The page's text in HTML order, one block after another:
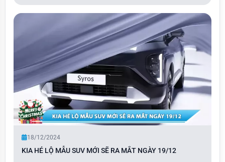
18/12/2024
KIA HÉ LỘ MẪU SUV MỚI SẼ RA MẮT NGÀY 19/12